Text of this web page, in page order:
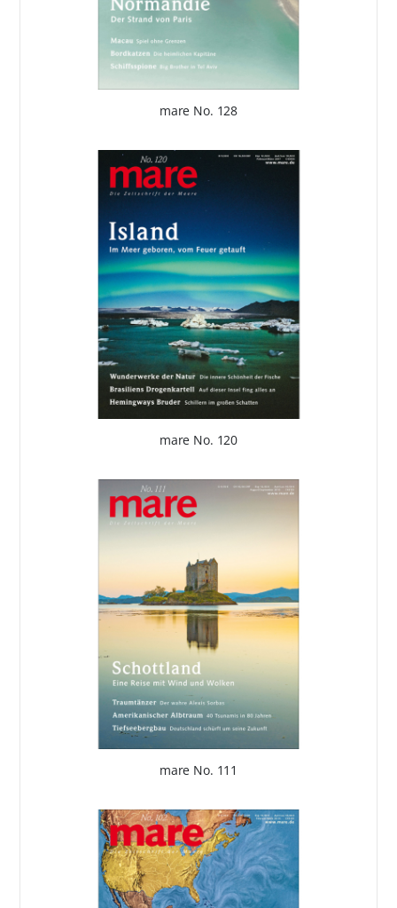
mare No. 128
mare No. 120
mare No. 111